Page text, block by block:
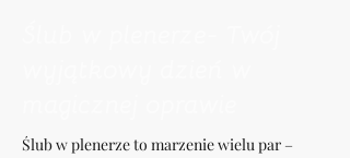
Ślub w plenerze to marzenie wielu par –